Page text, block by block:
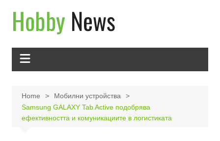
content
Home
Мобилни устройства
Samsung GALAXY Tab Active подобрява
ефективността и комуникациите в логистиката